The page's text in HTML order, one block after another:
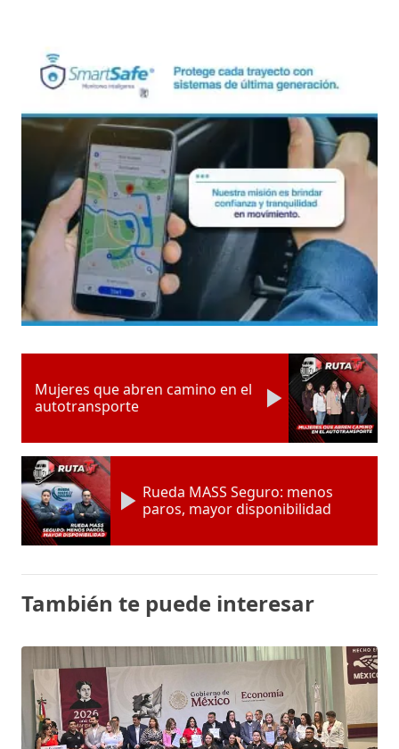
Mujeres que abren camino en el
autotransporte
Rueda MASS Seguro: menos
paros, mayor disponibilidad
También te puede interesar